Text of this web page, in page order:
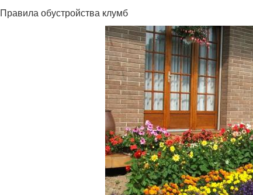
Правила обустройства клумб